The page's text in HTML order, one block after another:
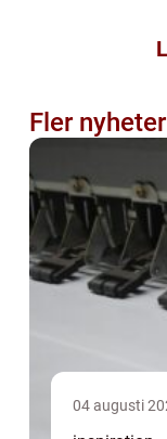
Fler nyheter
04 augusti